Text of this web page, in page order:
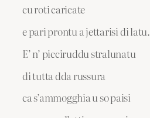
cu roti caricate
e pari prontu a jettarisi di latu.
E’ n’ picciruddu stralunatu
di tutta dda russura
ca s’ammogghia u so paisi